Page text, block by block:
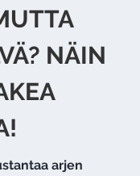
NÄIN
arjen